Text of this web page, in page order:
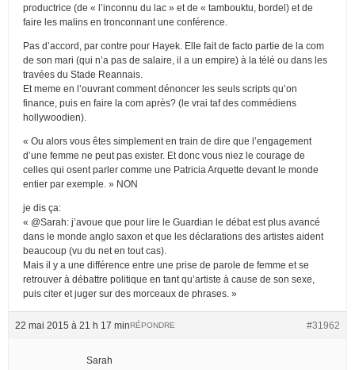
productrice (de « l’inconnu du lac » et de « tambouktu, bordel) et de
faire les malins en tronconnant une conférence.
Pas d’accord, par contre pour Hayek. Elle fait de facto partie de la com
de son mari (qui n’a pas de salaire, il a un empire) à la télé ou dans les
travées du Stade Reannais.
Et meme en l’ouvrant comment dénoncer les seuls scripts qu’on
finance, puis en faire la com après? (le vrai taf des commédiens
hollywoodien).
« Ou alors vous êtes simplement en train de dire que l’engagement
d’une femme ne peut pas exister. Et donc vous niez le courage de
celles qui osent parler comme une Patricia Arquette devant le monde
entier par exemple. » NON
je dis ça:
« @Sarah: j’avoue que pour lire le Guardian le débat est plus avancé
dans le monde anglo saxon et que les déclarations des artistes aident
beaucoup (vu du net en tout cas).
Mais il y a une différence entre une prise de parole de femme et se
retrouver à débattre politique en tant qu’artiste à cause de son sexe,
puis citer et juger sur des morceaux de phrases. »
22 mai 2015 à 21 h 17 min #31962
RÉPONDRE
Sarah